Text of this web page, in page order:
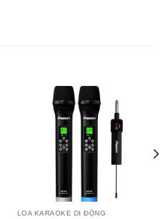
LOA KARAOKE DI ĐỘNG